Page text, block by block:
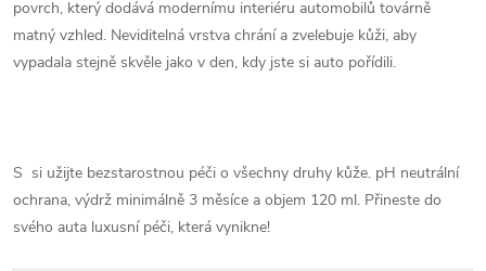
povrch, který dodává modernímu interiéru automobilů továrně
matný vzhled. Neviditelná vrstva chrání a zvelebuje kůži, aby
vypadala stejně skvěle jako v den, kdy jste si auto pořídili.
S si užijte bezstarostnou péči o všechny druhy kůže. pH neutrální
ochrana, výdrž minimálně 3 měsíce a objem 120 ml. Přineste do
svého auta luxusní péči, která vynikne!